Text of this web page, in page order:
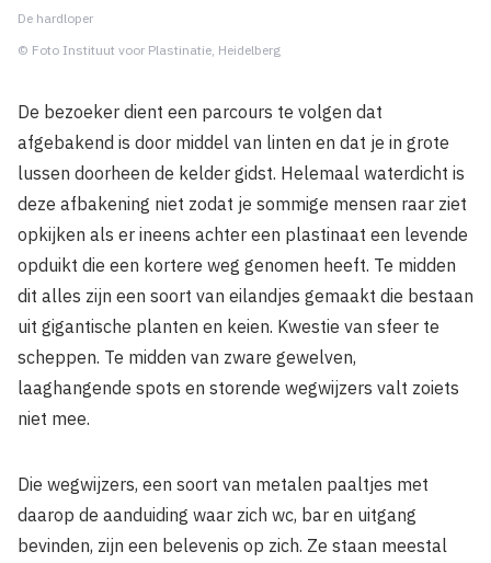
De hardloper
© Foto Instituut voor Plastinatie, Heidelberg
De bezoeker dient een parcours te volgen dat
afgebakend is door middel van linten en dat je in grote
lussen doorheen de kelder gidst. Helemaal waterdicht is
deze afbakening niet zodat je sommige mensen raar ziet
opkijken als er ineens achter een plastinaat een levende
opduikt die een kortere weg genomen heeft. Te midden
dit alles zijn een soort van eilandjes gemaakt die bestaan
uit gigantische planten en keien. Kwestie van sfeer te
scheppen. Te midden van zware gewelven,
laaghangende spots en storende wegwijzers valt zoiets
niet mee.
Die wegwijzers, een soort van metalen paaltjes met
daarop de aanduiding waar zich wc, bar en uitgang
bevinden, zijn een belevenis op zich. Ze staan meestal